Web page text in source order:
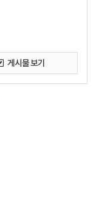
게시물 보기